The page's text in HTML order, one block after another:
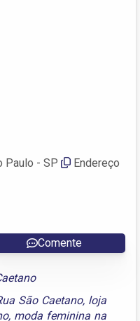
Paulo - SP
Endereço
Comente
São Caetano, loja
, moda feminina na